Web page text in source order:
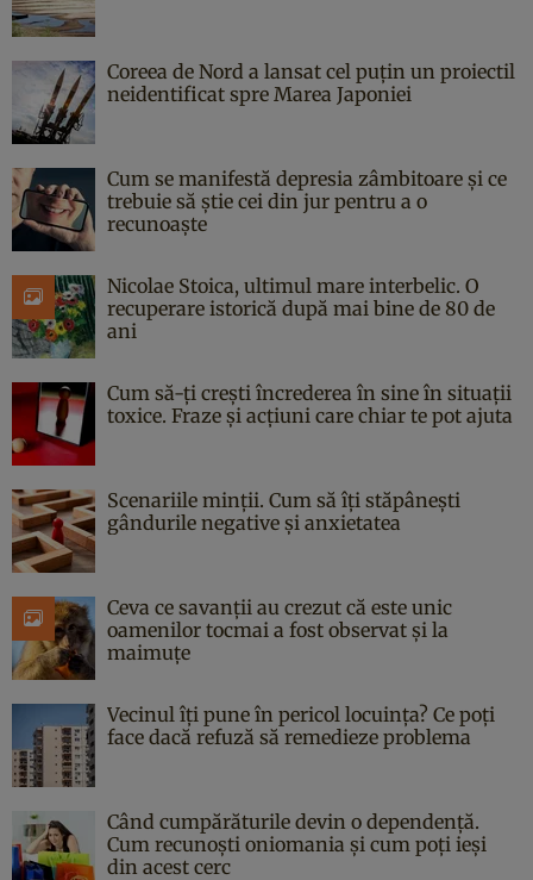
Coreea de Nord a lansat cel puțin un proiectil
neidentificat spre Marea Japoniei
Cum se manifestă depresia zâmbitoare și ce
trebuie să știe cei din jur pentru a o
recunoaște
Nicolae Stoica, ultimul mare interbelic. O
recuperare istorică după mai bine de 80 de
ani
Cum să-ți crești încrederea în sine în situații
toxice. Fraze și acțiuni care chiar te pot ajuta
Scenariile minții. Cum să îți stăpânești
gândurile negative și anxietatea
Ceva ce savanții au crezut că este unic
oamenilor tocmai a fost observat și la
maimuțe
Vecinul îți pune în pericol locuința? Ce poți
face dacă refuză să remedieze problema
Când cumpărăturile devin o dependență.
Cum recunoști oniomania și cum poți ieși
din acest cerc